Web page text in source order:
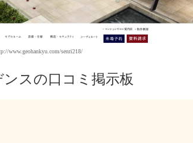
www.geohankyu.com/senri218/
スの口コミ掲示板